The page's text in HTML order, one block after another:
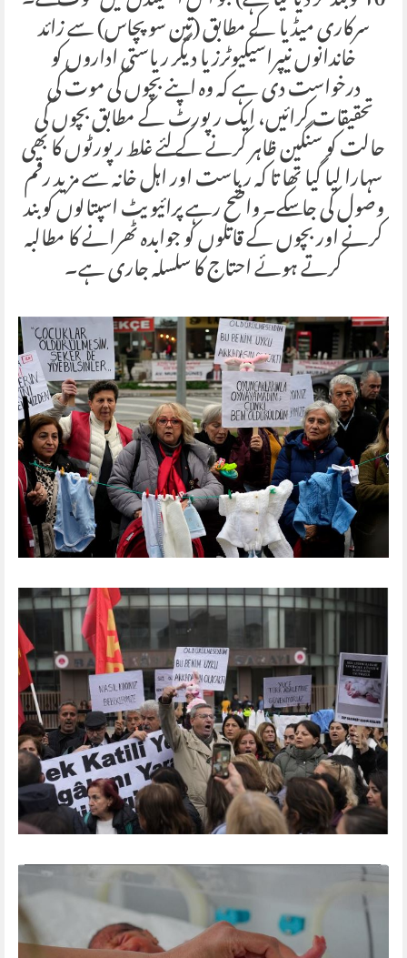
سرکاری میڈیا کے مطابق (تین سو پچاس) سے زائد
خاندانوں نیپراسیکیوٹرز یا دیگر ریاستی اداروں کو
درخواست دی ہے کہ وہ اپنے بچوں کی موت کی
تحقیقات کرائیں، ایک رپورٹ کے مطابق بچوں کی
حالت کو سنگین ظاہر کرنے کے لئے غلط رپورٹوں کا بھی
سہارا لیا گیا تھا تا کہ ریاست اور اہل خانہ سے مزید رقم
وصول کی جا سکے۔ واضح رہے پرائیویٹ اسپتالوں کو بند
کرنے اور بچوں کے قاتلوں کو جوابدہ ٹھرانے کا مطالبہ
کرتے ہوئے احتاج کا سلسلہ جاری ہے۔